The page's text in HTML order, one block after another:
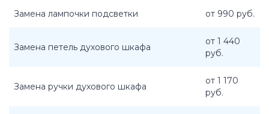
Замена лампочки подсветки от 990 руб.
Замена петель духового шкафа
от 1 440
руб.
Замена ручки духового шкафа
от 1 170
руб.